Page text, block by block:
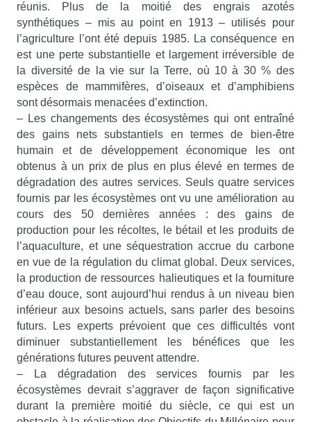
réunis. Plus de la moitié des engrais azotés
synthétiques – mis au point en 1913 – utilisés pour
l’agriculture l’ont été depuis 1985. La conséquence en
est une perte substantielle et largement irréversible de
la diversité de la vie sur la Terre, où 10 à 30 % des
espèces de mammifères, d’oiseaux et d’amphibiens
sont désormais menacées d’extinction.
– Les changements des écosystèmes qui ont entraîné
des gains nets substantiels en termes de bien-être
humain et de développement économique les ont
obtenus à un prix de plus en plus élevé en termes de
dégradation des autres services. Seuls quatre services
fournis par les écosystèmes ont vu une amélioration au
cours des 50 dernières années : des gains de
production pour les récoltes, le bétail et les produits de
l’aquaculture, et une séquestration accrue du carbone
en vue de la régulation du climat global. Deux services,
la production de ressources halieutiques et la fourniture
d’eau douce, sont aujourd’hui rendus à un niveau bien
inférieur aux besoins actuels, sans parler des besoins
futurs. Les experts prévoient que ces difficultés vont
diminuer substantiellement les bénéfices que les
générations futures peuvent attendre.
– La dégradation des services fournis par les
écosystèmes devrait s’aggraver de façon significative
durant la première moitié du siècle, ce qui est un